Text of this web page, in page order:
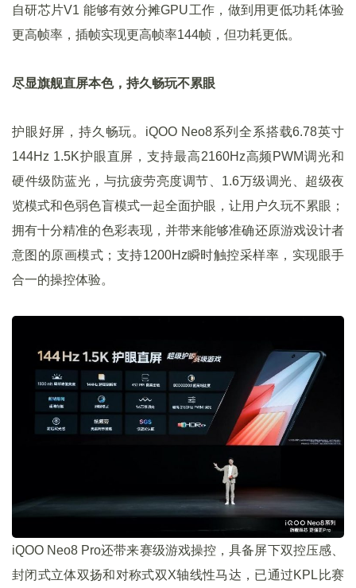
自研芯片V1 能够有效分摊GPU工作，做到用更低功耗体验
更高帧率，插帧实现更高帧率144帧，但功耗更低。
尽显旗舰直屏本色，持久畅玩不累眼
护眼好屏，持久畅玩。iQOO Neo8系列全系搭载6.78英寸
144Hz 1.5K护眼直屏，支持最高2160Hz高频PWM调光和
硬件级防蓝光，与抗疲劳亮度调节、1.6万级调光、超级夜
览模式和色弱色盲模式一起全面护眼，让用户久玩不累眼；
拥有十分精准的色彩表现，并带来能够准确还原游戏设计者
意图的原画模式；支持1200Hz瞬时触控采样率，实现眼手
合一的操控体验。
iQOO Neo8 Pro还带来赛级游戏操控，具备屏下双控压感、
封闭式立体双扬和对称式双X轴线性马达，已通过KPL比赛